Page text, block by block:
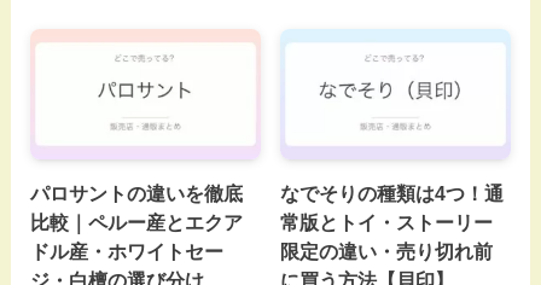
パロサントの違いを徹底
比較｜ペルー産とエクア
ドル産・ホワイトセー
ジ・白檀の選び分け
なでそりの種類は4つ！通
常版とトイ・ストーリー
限定の違い・売り切れ前
に買う方法【貝印】